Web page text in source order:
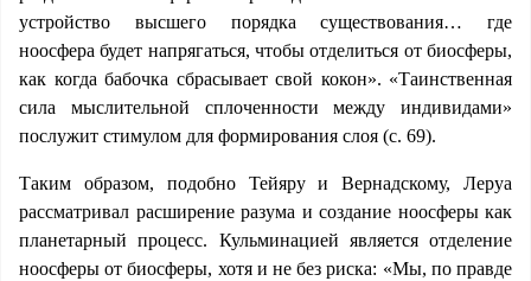
устройство высшего порядка существования… где
ноосфера будет напрягаться, чтобы отделиться от биосферы,
как когда бабочка сбрасывает свой кокон». «Таинственная
сила мыслительной сплоченности между индивидами»
послужит стимулом для формирования слоя (с. 69).
Таким образом, подобно Тейяру и Вернадскому, Леруа
рассматривал расширение разума и создание ноосферы как
планетарный процесс. Кульминацией является отделение
ноосферы от биосферы, хотя и не без риска: «Мы, по правде